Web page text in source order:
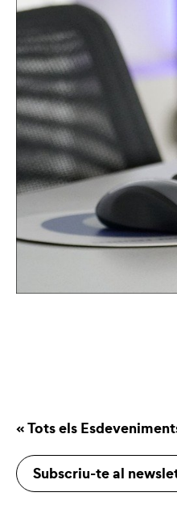
« Tots els
Subscriu-te al